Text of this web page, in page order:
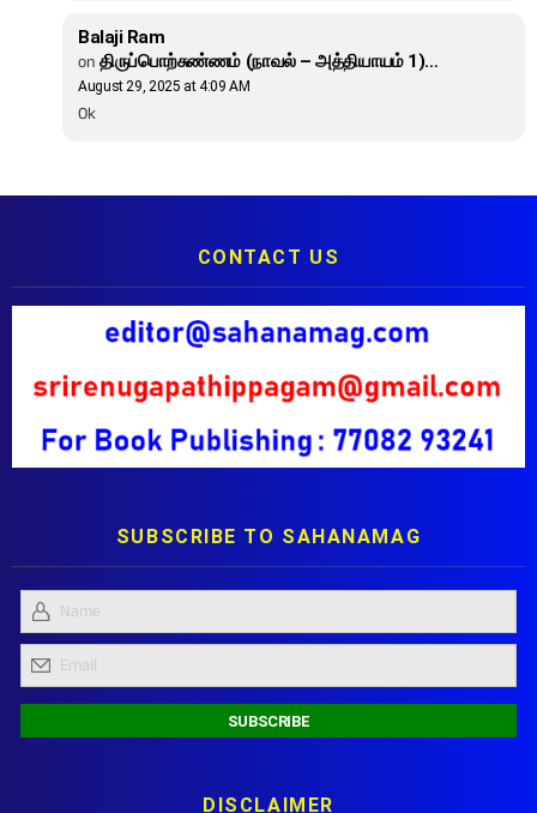
Balaji Ram
on திருப்பொற்சுண்ணம் (நாவல் – அத்தியாயம் 1)…
August 29, 2025 at 4:09 AM
Ok
CONTACT US
SUBSCRIBE TO SAHANAMAG
DISCLAIMER